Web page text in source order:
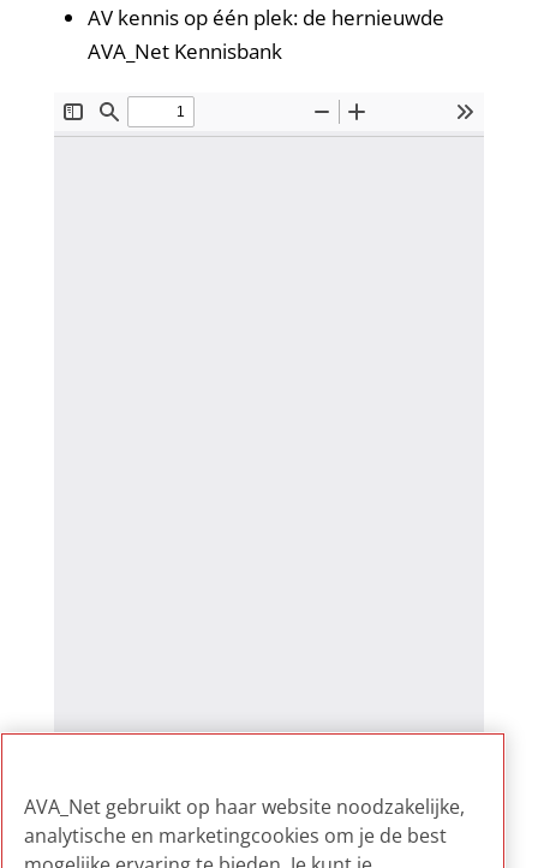
AV kennis op één plek: de hernieuwde
AVA_Net Kennisbank
AVA_Net gebruikt op haar website noodzakelijke,
analytische en marketingcookies om je de best